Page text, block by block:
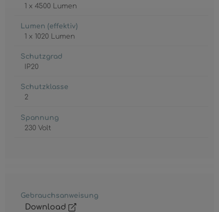
1 x 4500 Lumen
Lumen (effektiv)
1 x 1020 Lumen
Schutzgrad
IP20
Schutzklasse
2
Spannung
230 Volt
Gebrauchsanweisung
Download